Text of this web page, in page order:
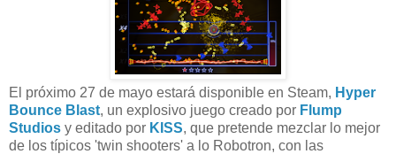
El próximo 27 de mayo estará disponible en Steam, Hyper
Bounce Blast, un explosivo juego creado por Flump
Studios y editado por KISS, que pretende mezclar lo mejor
de los típicos 'twin shooters' a lo Robotron, con las